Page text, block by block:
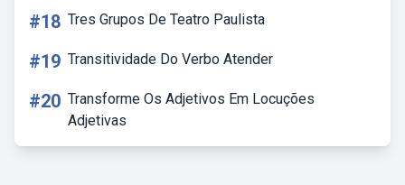
#18 Tres Grupos De Teatro Paulista
#19 Transitividade Do Verbo Atender
#20 Transforme Os Adjetivos Em Locuções
Adjetivas